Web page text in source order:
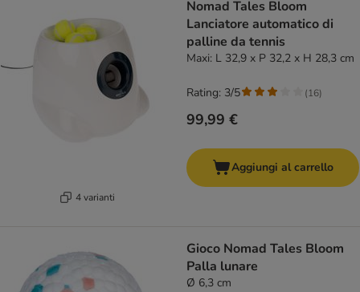
4 varianti
Nomad Tales Bloom
Lanciatore automatico di
palline da tennis
Maxi: L 32,9 x P 32,2 x H 28,3 cm
99,99 €
Rating: 3/5 (16)
Aggiungi al carrello
Gioco Nomad Tales Bloom
Palla lunare
Ø 6,3 cm